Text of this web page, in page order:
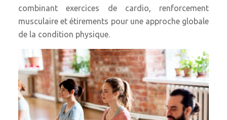
combinant exercices de cardio, renforcement
musculaire et étirements pour une approche globale
de la condition physique.